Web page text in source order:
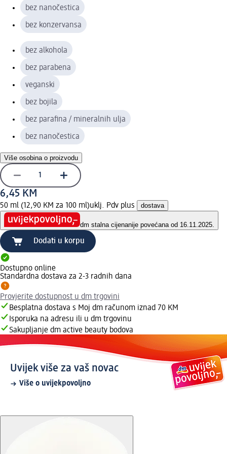
bez nanočestica
bez konzervansa
bez alkohola
bez parabena
veganski
bez bojila
bez parafina / mineralnih ulja
bez nanočestica
Više osobina o proizvodu
6,45 KM
50 ml (12,90 KM za 100 ml)uklj. Pdv plus dostava
dm stalna cijenanije povećana od 16.11.2025.
Dodati u korpu
Dostupno online
Standardna dostava za 2-3 radnih dana
Provjerite dostupnost u dm trgovini
Besplatna dostava s Moj dm računom iznad 70 KM
Isporuka na adresu ili u dm trgovinu
Sakupljanje dm active beauty bodova
Uvijek više za vaš novac
Više o uvijekpovoljno